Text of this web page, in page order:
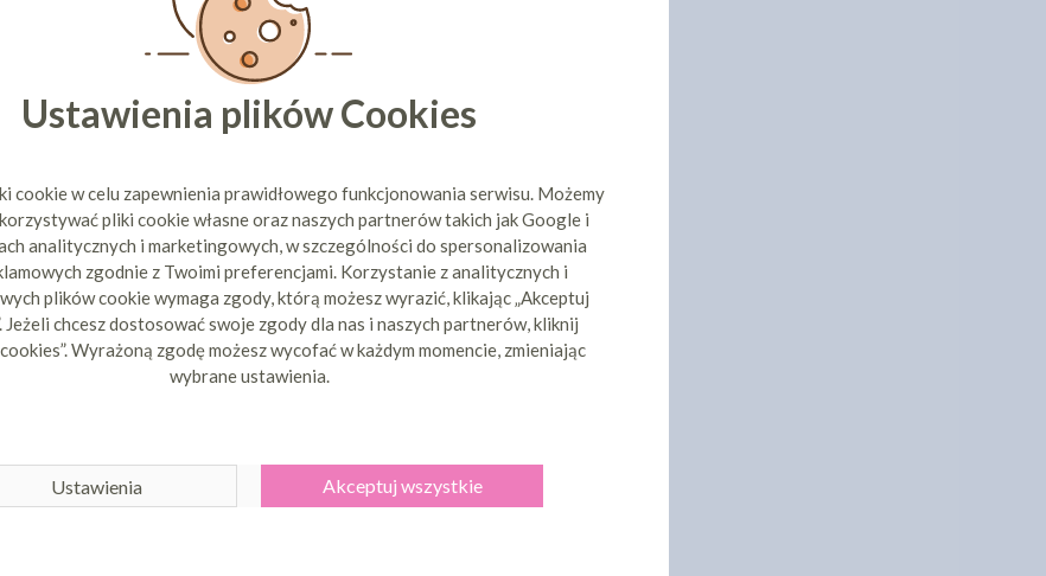
Ustawienia plików Cookies
cookie w celu zapewnienia prawidłowego funkcjonowania serwisu. Możemy
pliki cookie własne oraz naszych partnerów takich jak Google i
analitycznych i marketingowych, w szczególności do spersonalizowania
zgodnie z Twoimi preferencjami. Korzystanie z analitycznych i
plików cookie wymaga zgody, którą możesz wyrazić, klikając „Akceptuj
Jeżeli chcesz dostosować swoje zgody dla nas i naszych partnerów, kliknij
Wyrażoną zgodę możesz wycofać w każdym momencie, zmieniając
wybrane ustawienia.
Ustawienia Akceptuj wszystkie